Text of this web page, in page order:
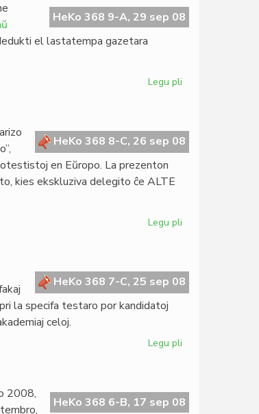
la
Sekretarion
HeKo 368 9-A, 29 sep 08
el lastatempa gazetara
Legu pli
ekster
KEFR
HeKo 368 8-C, 26 sep 08
en Eŭropo. La prezenton
kies ekskluziva delegito ĉe ALTE
Legu pli
ALTE
HeKo 368 7-C, 25 sep 08
la specifa testaro por kandidatoj
celoj.
Legu pli
de
HeKo 368 6-B, 17 sep 08
2008,